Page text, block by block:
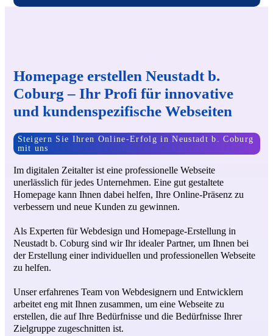
Homepage erstellen Neustadt b.
Coburg – Ihr Profi für innovative
und kundenspezifische Webseiten
Steigern Sie Ihren Online-Erfolg in Neustadt b. Coburg
mit uns
Im digitalen Zeitalter ist eine professionelle Webseite
unerlässlich für jedes Unternehmen. Eine gut gestaltete
Homepage kann Ihnen dabei helfen, Ihre Online-Präsenz zu
verbessern und neue Kunden zu gewinnen.
Als Experten für Webdesign und Homepage-Erstellung in
Neustadt b. Coburg sind wir Ihr idealer Partner, um Ihnen bei
der Erstellung einer individuellen und professionellen Webseite
zu helfen.
Unser erfahrenes Team von Webdesignern und Entwicklern
arbeitet eng mit Ihnen zusammen, um eine Webseite zu
erstellen, die auf Ihre Bedürfnisse und die Bedürfnisse Ihrer
Zielgruppe zugeschnitten ist.